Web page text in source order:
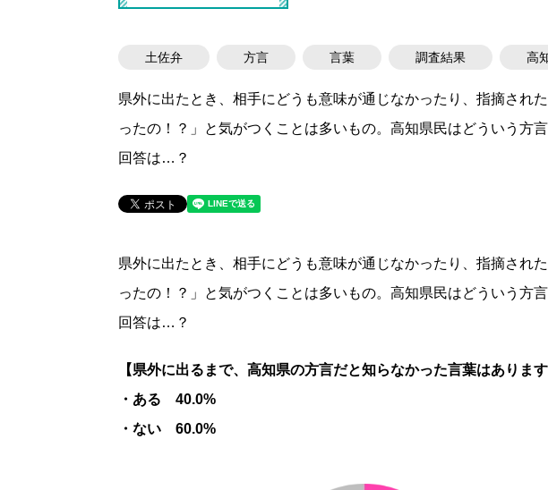
土佐弁 方言 言葉 調査結果 高
県外に出たとき、相手にどうも意味が通じなかったり、指摘され
ったの！？」と気がつくことは多いもの。高知県民はどういう方
回答は…？
県外に出たとき、相手にどうも意味が通じなかったり、指摘され
ったの！？」と気がつくことは多いもの。高知県民はどういう方
回答は…？
【県外に出るまで、高知県の方言だと知らなかった言葉はあります
・ある 40.0%
・ない 60.0%